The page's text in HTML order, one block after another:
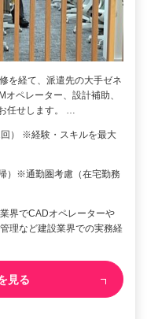
を経て、派遣先の大手ゼネ
ペレーター、設計補助、
任せします。 …
） ※経験・スキルを最大
）※通勤圏考慮（在宅勤務
界でCADオペレーターや
理など建設業界での実務経
見る